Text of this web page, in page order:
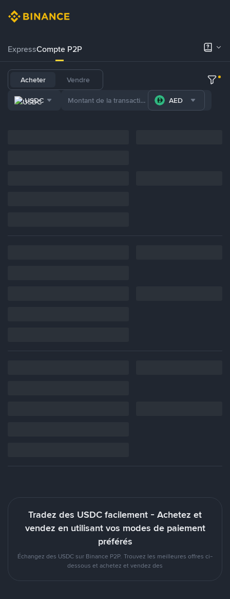
ExpressCompte P2P
Acheter Vendre
USDC AED
Tradez des USDC facilement - Achetez et
vendez en utilisant vos modes de paiement
préférés
Échangez des USDC sur Binance P2P. Trouvez les meilleures offres ci-
dessous et achetez et vendez des